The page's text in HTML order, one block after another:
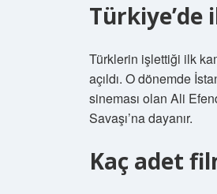
Türkiye’de
Türklerin işlettiği ilk
açıldı. O dönemde
sineması olan Ali
Savaşı’na dayanır.
Kaç adet